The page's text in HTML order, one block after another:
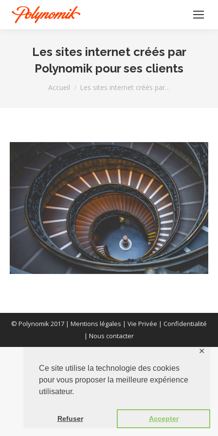
Ce site utilise la technologie des cookies
pour vous proposer la meilleure expérience
utilisateur.
Refuser Accepter
✕
Les sites internet créés par
Polynomik pour ses clients
Vous êtes ici :
Accueil Les sites internet créés par…
© Polynomik 2017 | Mentions légales | Vie Privée | Confidentialité
| Nous contacter